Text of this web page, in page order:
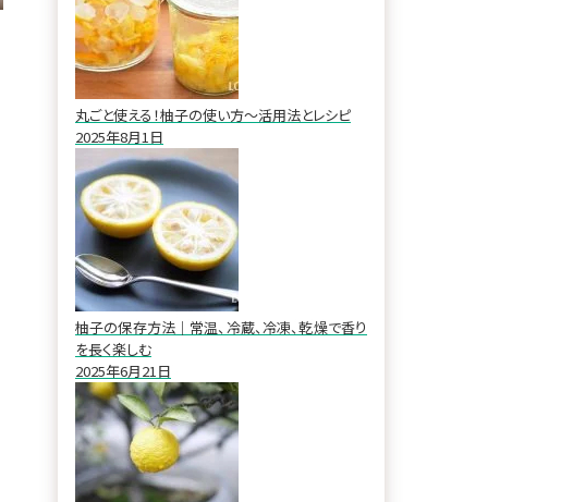
丸ごと使える！柚子の使い方～活用法とレシピ
2025年8月1日
柚子の保存方法｜常温、冷蔵、冷凍、乾燥で香り
を長く楽しむ
2025年6月21日